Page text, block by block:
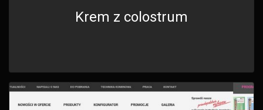
Krem z colostrum